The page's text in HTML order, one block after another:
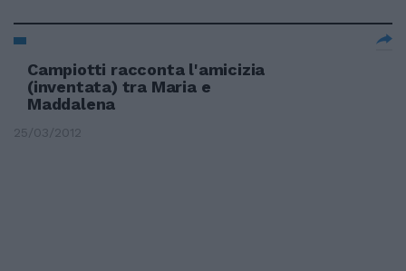
Campiotti racconta l'amicizia
(inventata) tra Maria e
Maddalena
25/03/2012